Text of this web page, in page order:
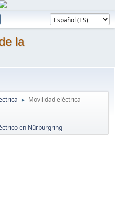
► Movilidad eléctrica
en Nürburgring